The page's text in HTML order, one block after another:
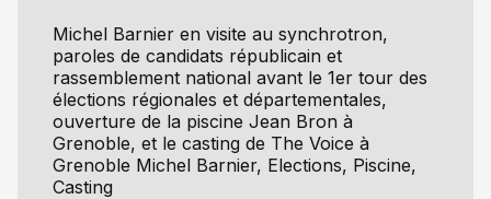
Michel Barnier en visite au synchrotron,
paroles de candidats républicain et
rassemblement national avant le 1er tour des
élections régionales et départementales,
ouverture de la piscine Jean Bron à
Grenoble, et le casting de The Voice à
Grenoble Michel Barnier, Elections, Piscine,
Casting